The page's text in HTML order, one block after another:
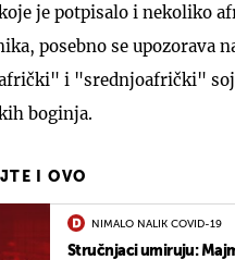
je potpisalo i nekoliko
posebno se upozorava
i "srednjoafrički"
boginja.
I OVO
NIMALO NALIK COVID-19
Stručnjaci umiruju: